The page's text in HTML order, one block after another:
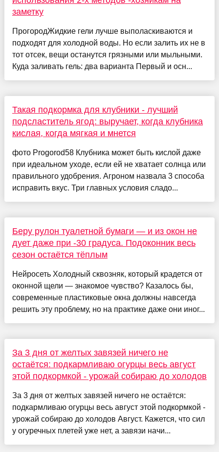
заметку
ПрогородЖидкие гели лучше выполаскиваются и
подходят для холодной воды. Но если залить их не в
тот отсек, вещи останутся грязными или мыльными.
Куда заливать гель: два варианта Первый и осн...
Такая подкормка для клубники - лучший
подсластитель ягод: выручает, когда клубника
кислая, когда мягкая и мнется
фото Progorod58 Клубника может быть кислой даже
при идеальном уходе, если ей не хватает солнца или
правильного удобрения. Агроном назвала 3 способа
исправить вкус. Три главных условия сладо...
Беру рулон туалетной бумаги — и из окон не
дует даже при -30 градуса. Подоконник весь
сезон остаётся тёплым
Нейросеть Холодный сквозняк, который крадется от
оконной щели — знакомое чувство? Казалось бы,
современные пластиковые окна должны навсегда
решить эту проблему, но на практике даже они иног...
За 3 дня от желтых завязей ничего не
остаётся: подкармливаю огурцы весь август
этой подкормкой - урожай собираю до холодов
За 3 дня от желтых завязей ничего не остаётся:
подкармливаю огурцы весь август этой подкормкой -
урожай собираю до холодов Август. Кажется, что сил
у огуречных плетей уже нет, а завязи начи...